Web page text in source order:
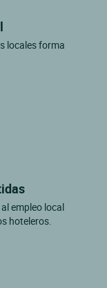
locales forma
empleo local
hoteleros.